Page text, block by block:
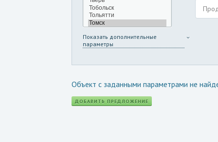
Показать дополнительные
параметры
Объект с заданными параметрами не
ДОБАВИТЬ ПРЕДЛОЖЕНИЕ